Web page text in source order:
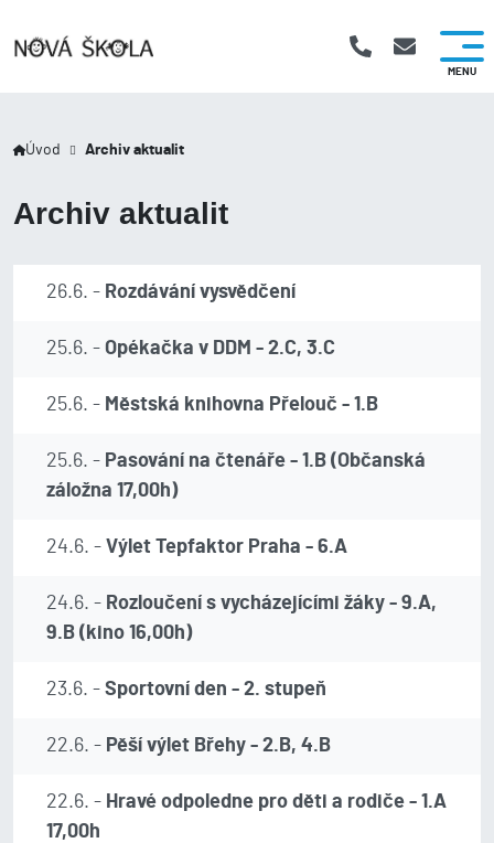
Úvod Archiv aktualit
Archiv aktualit
26.6. - Rozdávání vysvědčení
25.6. - Opékačka v DDM - 2.C, 3.C
25.6. - Městská knihovna Přelouč - 1.B
25.6. - Pasování na čtenáře - 1.B (Občanská
záložna 17,00h)
24.6. - Výlet Tepfaktor Praha - 6.A
24.6. - Rozloučení s vycházejícími žáky - 9.A,
9.B (kino 16,00h)
23.6. - Sportovní den - 2. stupeň
22.6. - Pěší výlet Břehy - 2.B, 4.B
22.6. - Hravé odpoledne pro děti a rodiče - 1.A
17,00h